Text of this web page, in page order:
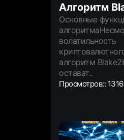
Алгоритм
Основные
волатильность
алгоритм
остават..
Просмотров:: 1316